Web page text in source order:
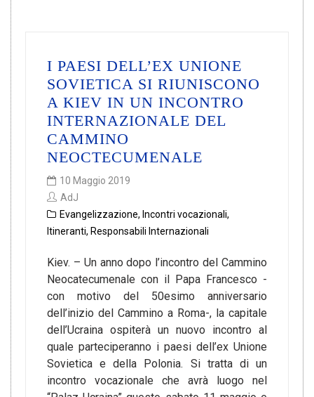
I PAESI DELL’EX UNIONE
SOVIETICA SI RIUNISCONO
A KIEV IN UN INCONTRO
INTERNAZIONALE DEL
CAMMINO
NEOCTECUMENALE
10 Maggio 2019
AdJ
Evangelizzazione, Incontri vocazionali,
Itineranti, Responsabili Internazionali
Kiev. – Un anno dopo l’incontro del Cammino
Neocatecumenale con il Papa Francesco -
con motivo del 50esimo anniversario
dell’inizio del Cammino a Roma-, la capitale
dell’Ucraina ospiterà un nuovo incontro al
quale parteciperanno i paesi dell’ex Unione
Sovietica e della Polonia. Si tratta di un
incontro vocazionale che avrà luogo nel